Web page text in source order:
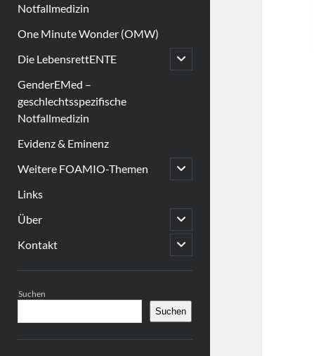
Notfallmedizin
One Minute Wonder (OMW)
Die LebensrettENTE
open
child
GenderEMed –
geschlechtsspezifische
Notfallmedizin
Evidenz & Eminenz
Weitere FOAMIO-Themen
open
child
Links
Über
open
child
menu
Kontakt
open
child
Suchen
Suchen